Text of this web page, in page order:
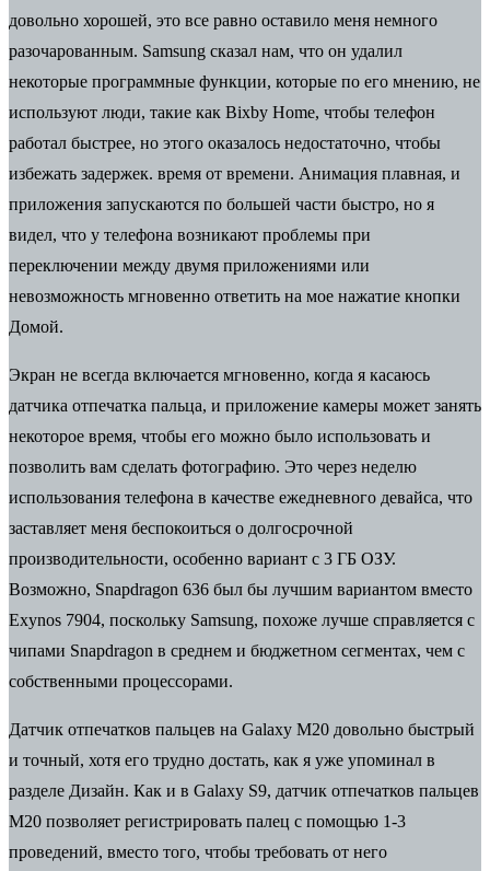
довольно хорошей, это все равно оставило меня немного
разочарованным. Samsung сказал нам, что он удалил
некоторые программные функции, которые по его мнению, не
используют люди, такие как Bixby Home, чтобы телефон
работал быстрее, но этого оказалось недостаточно, чтобы
избежать задержек. время от времени. Анимация плавная, и
приложения запускаются по большей части быстро, но я
видел, что у телефона возникают проблемы при
переключении между двумя приложениями или
невозможность мгновенно ответить на мое нажатие кнопки
Домой.
Экран не всегда включается мгновенно, когда я касаюсь
датчика отпечатка пальца, и приложение камеры может занять
некоторое время, чтобы его можно было использовать и
позволить вам сделать фотографию. Это через неделю
использования телефона в качестве ежедневного девайса, что
заставляет меня беспокоиться о долгосрочной
производительности, особенно вариант с 3 ГБ ОЗУ.
Возможно, Snapdragon 636 был бы лучшим вариантом вместо
Exynos 7904, поскольку Samsung, похоже лучше справляется с
чипами Snapdragon в среднем и бюджетном сегментах, чем с
собственными процессорами.
Датчик отпечатков пальцев на Galaxy M20 довольно быстрый
и точный, хотя его трудно достать, как я уже упоминал в
разделе Дизайн. Как и в Galaxy S9, датчик отпечатков пальцев
M20 позволяет регистрировать палец с помощью 1-3
проведений, вместо того, чтобы требовать от него